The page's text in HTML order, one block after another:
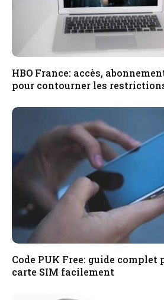
HBO France: accès,
pour contourner les
Code PUK Free: guide complet
carte SIM facilement